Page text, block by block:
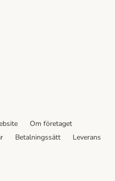
Om företaget
Betalningssätt
Leverans